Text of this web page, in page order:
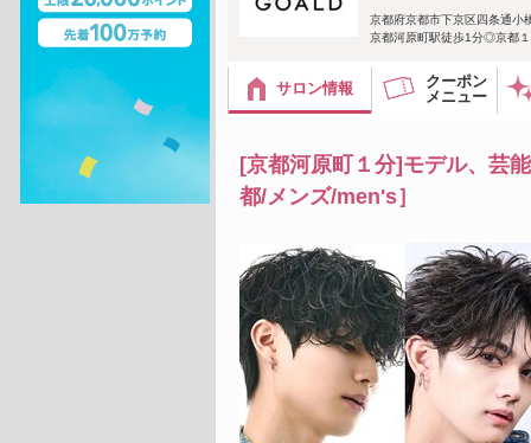
京都府京都市下京区四条通小
京都河原町駅徒歩1分◎京都
サロン情報
クーポン
メニュー
[京都河原町１分]モデル、芸
都/メンズ/men's］